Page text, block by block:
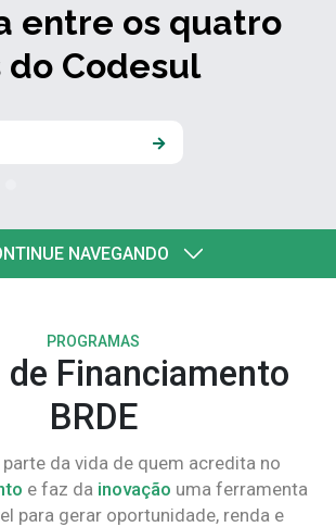
entre os quatro
Codesul
NAVEGANDO
PROGRAMAS
de Financiamento
BRDE
parte da vida de quem acredita no
e faz da inovação uma ferramenta
para gerar oportunidade, renda e